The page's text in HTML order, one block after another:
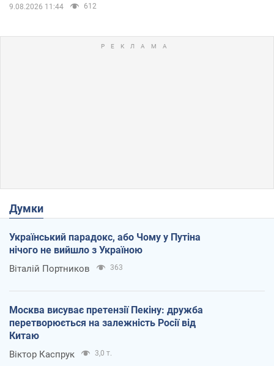
9.08.2026 11:44 612
Думки
Український парадокс, або Чому у Путіна
нічого не вийшло з Україною
Віталій Портников 363
Москва висуває претензії Пекіну: дружба
перетворюється на залежність Росії від
Китаю
Віктор Каспрук 3,0 т.